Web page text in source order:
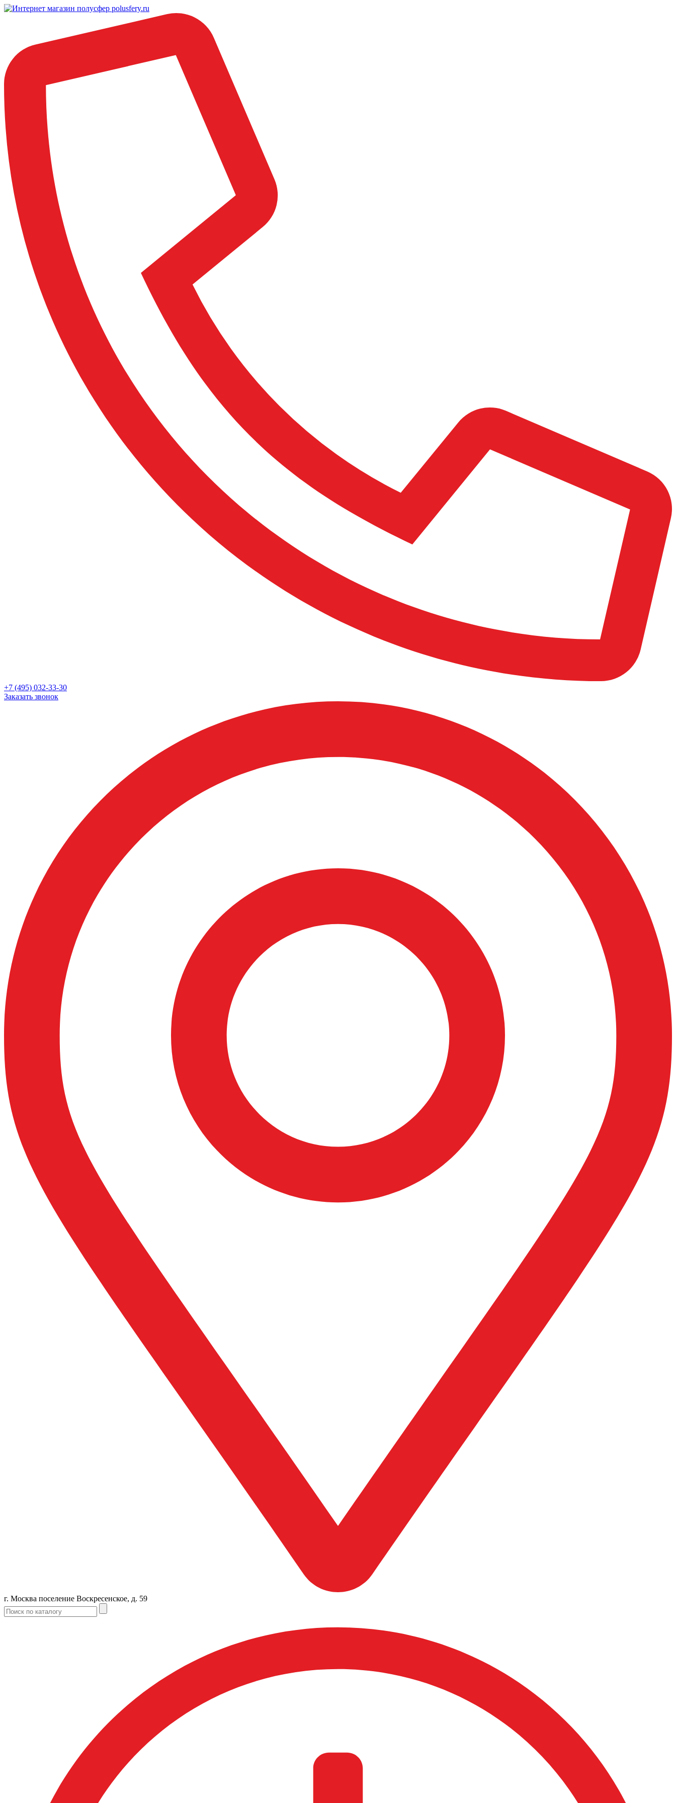
+7 (495) 032-33-30
Заказать звонок
г. Москва поселение Воскресенское, д. 59